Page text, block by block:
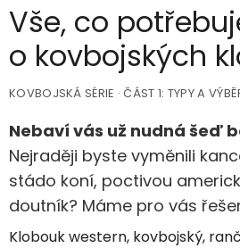
Vše, co
o kovbojských
KOVBOJSKÁ SÉRIE · ČÁST 1: TYPY A
Nebaví vás už nudná šeď
Nejraději byste vyměnili
stádo koní, poctivou
doutník? Máme pro vás
Klobouk western, kovbojský,